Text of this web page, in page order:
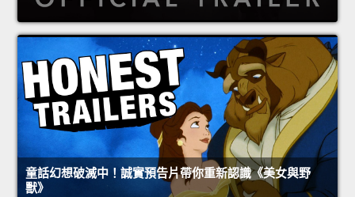
童話幻想破滅中！誠實預告片帶你重新認識《美女與野
獸》